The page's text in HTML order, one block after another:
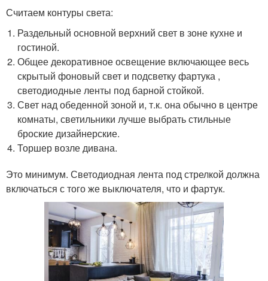
Считаем контуры света:
Раздельный основной верхний свет в зоне кухне и
гостиной.
Общее декоративное освещение включающее весь
скрытый фоновый свет и подсветку фартука ,
светодиодные ленты под барной стойкой.
Свет над обеденной зоной и, т.к. она обычно в центре
комнаты, светильники лучше выбрать стильные
броские дизайнерские.
Торшер возле дивана.
Это минимум. Светодиодная лента под стрелкой должна
включаться с того же выключателя, что и фартук.